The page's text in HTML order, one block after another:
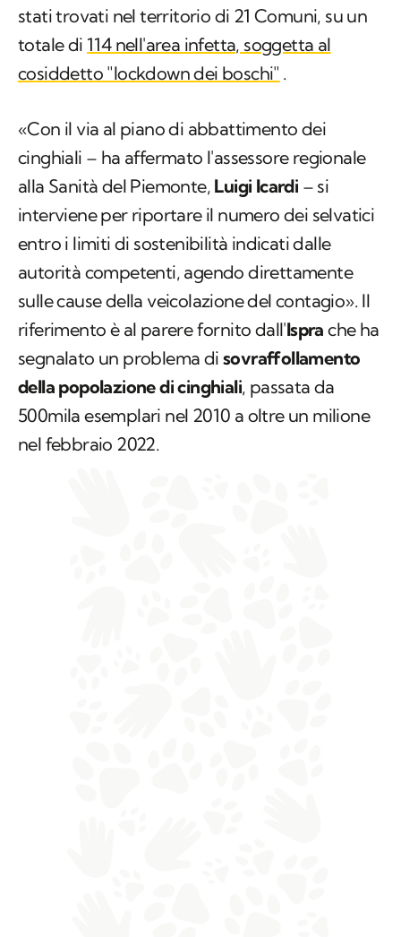
stati trovati nel territorio di 21 Comuni, su un
totale di 114 nell'area infetta, soggetta al
cosiddetto "lockdown dei boschi" .
«Con il via al piano di abbattimento dei
cinghiali – ha affermato l'assessore regionale
alla Sanità del Piemonte, Luigi Icardi – si
interviene per riportare il numero dei selvatici
entro i limiti di sostenibilità indicati dalle
autorità competenti, agendo direttamente
sulle cause della veicolazione del contagio». Il
riferimento è al parere fornito dall'Ispra che ha
segnalato un problema di sovraffollamento
della popolazione di cinghiali, passata da
500mila esemplari nel 2010 a oltre un milione
nel febbraio 2022.